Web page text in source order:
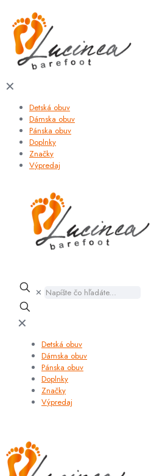
✕
Detská obuv
Dámska obuv
Pánska obuv
Doplnky
Značky
Výpredaj
✕
✕
Detská obuv
Dámska obuv
Pánska obuv
Doplnky
Značky
Výpredaj